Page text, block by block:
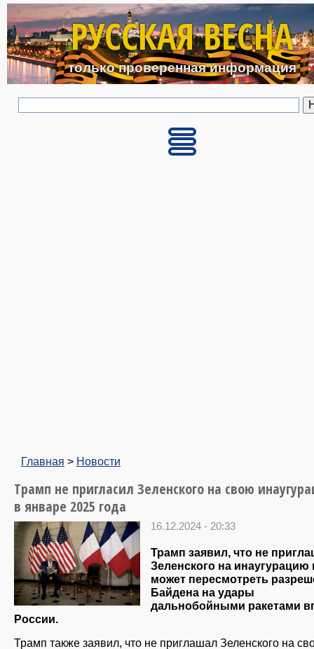
Перейти к основному
РУССКАЯ ВЕСНА
только проверенная информация
Главная > Новости
Трамп не пригласил Зеленского на свою
в январе 2025 года
16.12.2024 - 20:33
Трамп заявил, что не
Зеленского на инаугурацию
может пересмотреть
Байдена на удары
дальнобойными ракетами
России.
Трамп также заявил, что не приглашал Зеленского на